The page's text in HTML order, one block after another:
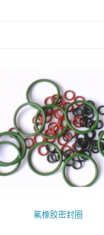
氟橡胶密封圈